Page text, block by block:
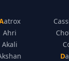
Aatrox
Ahri
Akali